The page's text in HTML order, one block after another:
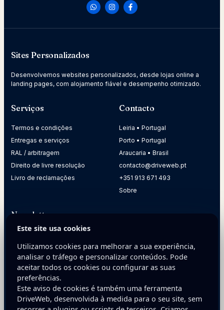
Sites Personalizados
Desenvolvemos websites personalizados, desde lojas online a
landing pages, com alojamento fiável e desempenho otimizado.
Serviços
Termos e condições
Entregas e serviços
RAL / arbitragem
Direito de livre resolução
Livro de reclamações
Contacto
Leiria • Portugal
Porto • Portugal
Araucaria • Brasil
contacto@driveweb.pt
+351 913 671 493
Sobre
Newsletter
sua empresa.
E-mail
Este site usa cookies
Utilizamos cookies para melhorar a sua experiência,
analisar o tráfego e personalizar conteúdos. Pode
aceitar todos os cookies ou configurar as suas
preferências.
Este aviso de cookies é também uma ferramenta
DriveWeb, desenvolvida à medida para o seu site, sem